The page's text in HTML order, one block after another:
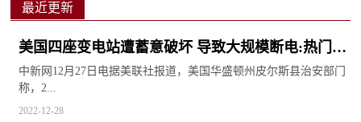
最近更新
美国四座变电站遭蓄意破坏 导致大规模断电:热门看
点
中新网12月27日电据美联社报道，美国华盛顿州皮尔斯县治安部门
称，2...
2022-12-28